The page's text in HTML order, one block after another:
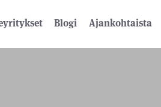
Blogi Ajankohtaista